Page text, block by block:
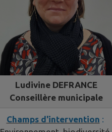
Ludivine DEFRANCE
Conseillère municipale
Champs d'intervention :